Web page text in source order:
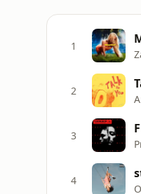
1
2
3
4